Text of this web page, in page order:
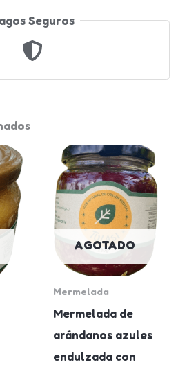
Seguros
AGOTADO
Mermelada
Mermelada de
arándanos azules
endulzada con